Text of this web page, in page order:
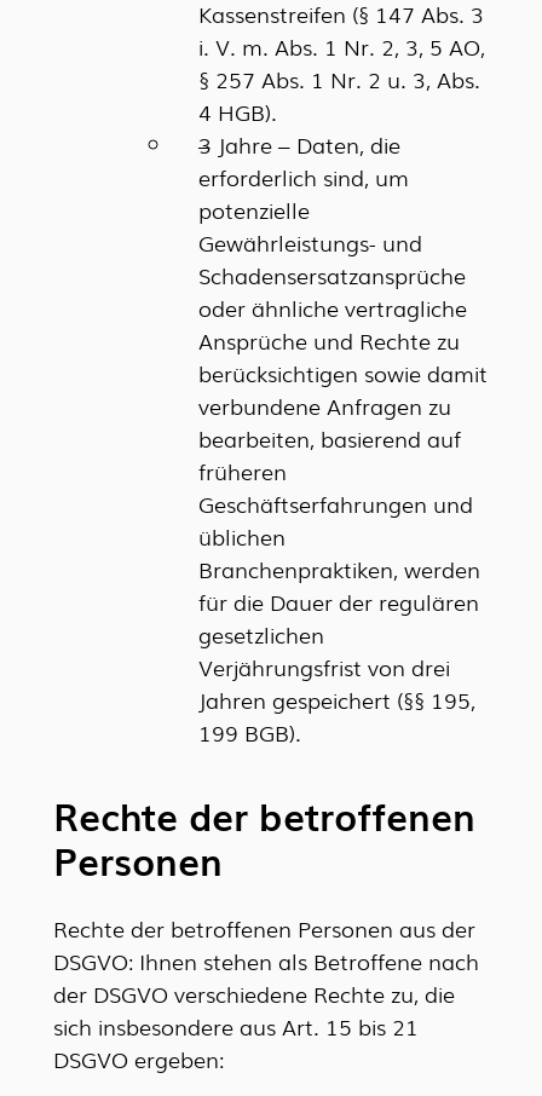
Kassenstreifen (§ 147 Abs. 3
i. V. m. Abs. 1 Nr. 2, 3, 5 AO,
§ 257 Abs. 1 Nr. 2 u. 3, Abs.
4 HGB).
3 Jahre – Daten, die
erforderlich sind, um
potenzielle
Gewährleistungs- und
Schadensersatzansprüche
oder ähnliche vertragliche
Ansprüche und Rechte zu
berücksichtigen sowie damit
verbundene Anfragen zu
bearbeiten, basierend auf
früheren
Geschäftserfahrungen und
üblichen
Branchenpraktiken, werden
für die Dauer der regulären
gesetzlichen
Verjährungsfrist von drei
Jahren gespeichert (§§ 195,
199 BGB).
Rechte der betroffenen
Personen
Rechte der betroffenen Personen aus der
DSGVO: Ihnen stehen als Betroffene nach
der DSGVO verschiedene Rechte zu, die
sich insbesondere aus Art. 15 bis 21
DSGVO ergeben: